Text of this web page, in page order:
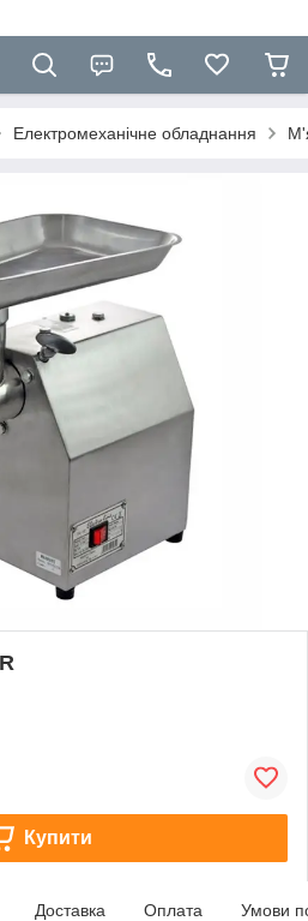
Електромеханічне обладнання
Купити
Доставка Оплата Умови